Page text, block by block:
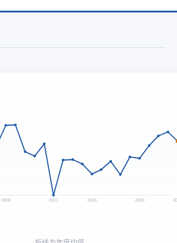
2006 2011 2015 2020